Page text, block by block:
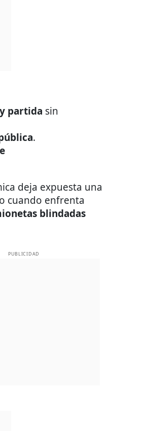
partida sin
.
deja expuesta una
cuando enfrenta
blindadas
PUBLICIDAD